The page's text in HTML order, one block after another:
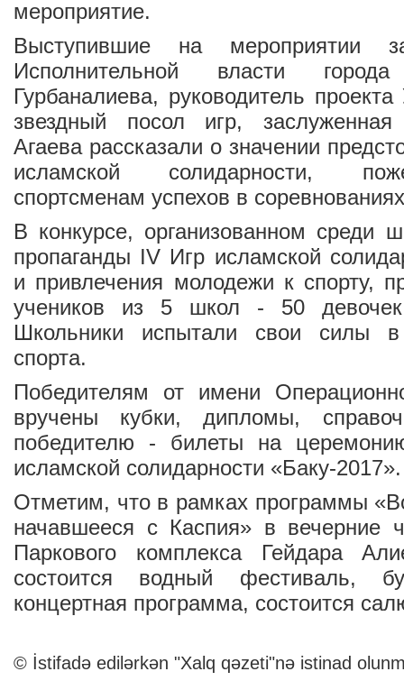
мероприятие.
Выступившие на мероприятии
Исполнительной власти
Гурбаналиева, руководитель
звездный посол игр, заслуженная
Агаева рассказали о значении
исламской солидарности,
спортсменам успехов в
В конкурсе, организованном среди
пропаганды IV Игр исламской
и привлечения молодежи к спорту,
учеников из 5 школ - 50
Школьники испытали свои силы
спорта.
Победителям от имени
вручены кубки, дипломы,
победителю - билеты на
исламской солидарности «Баку-2017».
Отметим, что в рамках программы
начавшееся с Каспия» в вечерние
Паркового комплекса Гейдара
состоится водный фестиваль,
концертная программа, состоится
© İstifadə edilərkən "Xalq qəzeti"nə istinad